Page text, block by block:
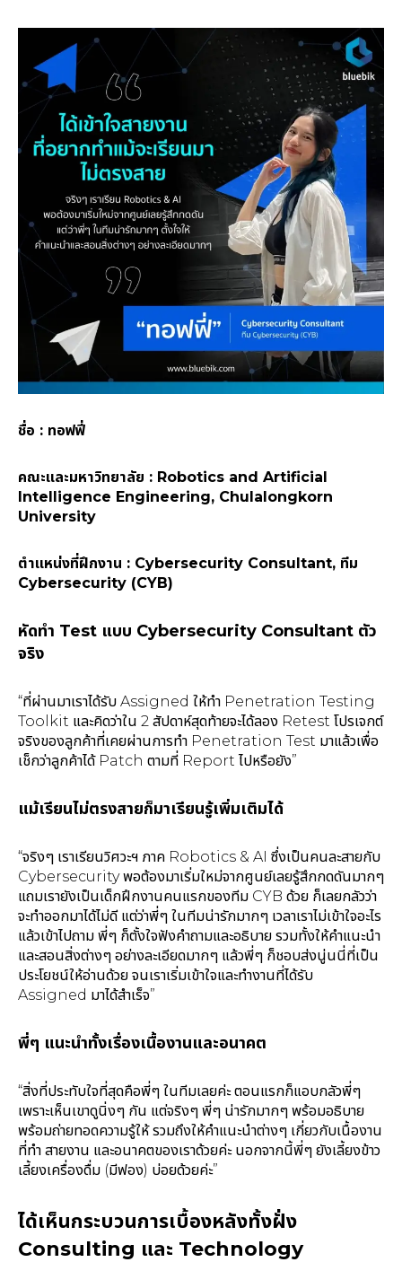
ชื่อ : ทอฟฟี่
คณะและมหาวิทยาลัย : Robotics and Artificial
Intelligence Engineering, Chulalongkorn
University
ตำแหน่งที่ฝึกงาน : Cybersecurity Consultant, ทีม
Cybersecurity (CYB)
หัดทำ Test แบบ Cybersecurity Consultant ตัว
จริง
“ที่ผ่านมาเราได้รับ Assigned ให้ทำ Penetration Testing
Toolkit และคิดว่าใน 2 สัปดาห์สุดท้ายจะได้ลอง Retest โปรเจกต์
จริงของลูกค้าที่เคยผ่านการทำ Penetration Test มาแล้วเพื่อ
เช็กว่าลูกค้าได้ Patch ตามที่ Report ไปหรือยัง”
แม้เรียนไม่ตรงสายก็มาเรียนรู้เพิ่มเติมได้
“จริงๆ เราเรียนวิศวะฯ ภาค Robotics & AI ซึ่งเป็นคนละสายกับ
Cybersecurity พอต้องมาเริ่มใหม่จากศูนย์เลยรู้สึกกดดันมากๆ
แถมเรายังเป็นเด็กฝึกงานคนแรกของทีม CYB ด้วย ก็เลยกลัวว่า
จะทำออกมาได้ไม่ดี แต่ว่าพี่ๆ ในทีมน่ารักมากๆ เวลาเราไม่เข้าใจอะไร
แล้วเข้าไปถาม พี่ๆ ก็ตั้งใจฟังคำถามและอธิบาย รวมทั้งให้คำแนะนำ
และสอนสิ่งต่างๆ อย่างละเอียดมากๆ แล้วพี่ๆ ก็ชอบส่งนู่นนี่ที่เป็น
ประโยชน์ให้อ่านด้วย จนเราเริ่มเข้าใจและทำงานที่ได้รับ
Assigned มาได้สำเร็จ”
พี่ๆ แนะนำทั้งเรื่องเนื้องานและอนาคต
“สิ่งที่ประทับใจที่สุดคือพี่ๆ ในทีมเลยค่ะ ตอนแรกก็แอบกลัวพี่ๆ
เพราะเห็นเขาดูนิ่งๆ กัน แต่จริงๆ พี่ๆ น่ารักมากๆ พร้อมอธิบาย
พร้อมถ่ายทอดความรู้ให้ รวมถึงให้คำแนะนำต่างๆ เกี่ยวกับเนื้องาน
ที่ทำ สายงาน และอนาคตของเราด้วยค่ะ นอกจากนี้พี่ๆ ยังเลี้ยงข้าว
เลี้ยงเครื่องดื่ม (มีฟอง) บ่อยด้วยค่ะ”
ได้เห็นกระบวนการเบื้องหลังทั้งฝั่ง
Consulting และ Technology